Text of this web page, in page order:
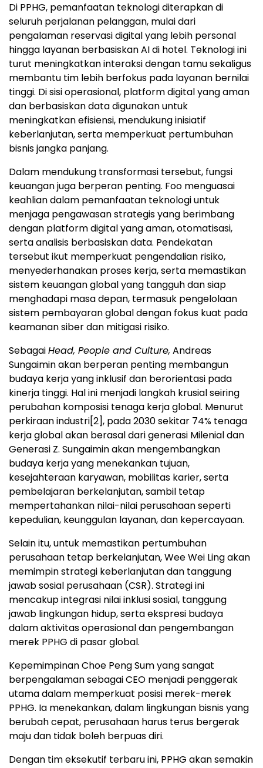
Di PPHG, pemanfaatan teknologi diterapkan di
seluruh perjalanan pelanggan, mulai dari
pengalaman reservasi digital yang lebih personal
hingga layanan berbasiskan AI di hotel. Teknologi ini
turut meningkatkan interaksi dengan tamu sekaligus
membantu tim lebih berfokus pada layanan bernilai
tinggi. Di sisi operasional, platform digital yang aman
dan berbasiskan data digunakan untuk
meningkatkan efisiensi, mendukung inisiatif
keberlanjutan, serta memperkuat pertumbuhan
bisnis jangka panjang.
Dalam mendukung transformasi tersebut, fungsi
keuangan juga berperan penting. Foo menguasai
keahlian dalam pemanfaatan teknologi untuk
menjaga pengawasan strategis yang berimbang
dengan platform digital yang aman, otomatisasi,
serta analisis berbasiskan data. Pendekatan
tersebut ikut memperkuat pengendalian risiko,
menyederhanakan proses kerja, serta memastikan
sistem keuangan global yang tangguh dan siap
menghadapi masa depan, termasuk pengelolaan
sistem pembayaran global dengan fokus kuat pada
keamanan siber dan mitigasi risiko.
SebagaiHead, People and Culture, Andreas
Sungaimin akan berperan penting membangun
budaya kerja yang inklusif dan berorientasi pada
kinerja tinggi. Hal ini menjadi langkah krusial seiring
perubahan komposisi tenaga kerja global. Menurut
perkiraan industri[2], pada 2030 sekitar 74% tenaga
kerja global akan berasal dari generasi Milenial dan
Generasi Z. Sungaimin akan mengembangkan
budaya kerja yang menekankan tujuan,
kesejahteraan karyawan, mobilitas karier, serta
pembelajaran berkelanjutan, sambil tetap
mempertahankan nilai-nilai perusahaan seperti
kepedulian, keunggulan layanan, dan kepercayaan.
Selain itu, untuk memastikan pertumbuhan
perusahaan tetap berkelanjutan, Wee Wei Ling akan
memimpin strategi keberlanjutan dan tanggung
jawab sosial perusahaan (CSR). Strategi ini
mencakup integrasi nilai inklusi sosial, tanggung
jawab lingkungan hidup, serta ekspresi budaya
dalam aktivitas operasional dan pengembangan
merek PPHG di pasar global.
Kepemimpinan Choe Peng Sum yang sangat
berpengalaman sebagai CEO menjadi penggerak
utama dalam memperkuat posisi merek-merek
PPHG. Ia menekankan, dalam lingkungan bisnis yang
berubah cepat, perusahaan harus terus bergerak
maju dan tidak boleh berpuas diri.
Dengan tim eksekutif terbaru ini, PPHG akan semakin